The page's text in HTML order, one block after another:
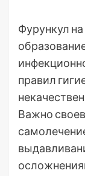
Фурункул на
правил
Важно